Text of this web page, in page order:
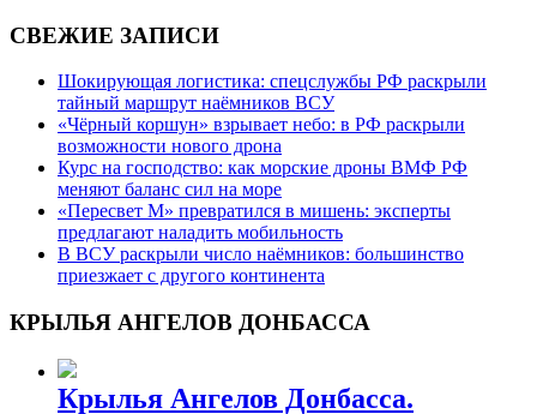
СВЕЖИЕ ЗАПИСИ
Шокирующая логистика: спецслужбы РФ раскрыли
тайный маршрут наёмников ВСУ
«Чёрный коршун» взрывает небо: в РФ раскрыли
возможности нового дрона
Курс на господство: как морские дроны ВМФ РФ
меняют баланс сил на море
«Пересвет М» превратился в мишень: эксперты
предлагают наладить мобильность
В ВСУ раскрыли число наёмников: большинство
приезжает с другого континента
КРЫЛЬЯ АНГЕЛОВ ДОНБАССА
Крылья Ангелов Донбасса.